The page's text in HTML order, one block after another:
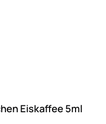
Eiskaffee 5ml